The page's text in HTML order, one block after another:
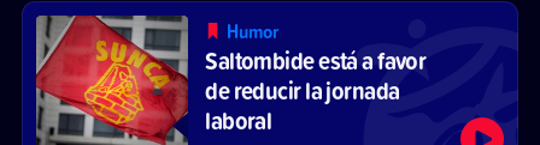
Humor
Saltombide está a favor
de reducir la jornada
laboral